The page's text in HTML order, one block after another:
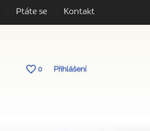
Ptáte se Kontakt
0 Přihlášení